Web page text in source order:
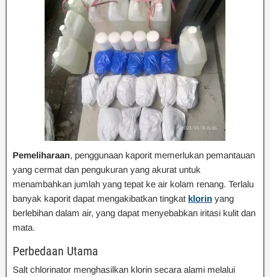
Pemeliharaan, penggunaan kaporit memerlukan pemantauan
yang cermat dan pengukuran yang akurat untuk
menambahkan jumlah yang tepat ke air kolam renang. Terlalu
banyak kaporit dapat mengakibatkan tingkat klorin yang
berlebihan dalam air, yang dapat menyebabkan iritasi kulit dan
mata.
Perbedaan Utama
Salt chlorinator menghasilkan klorin secara alami melalui